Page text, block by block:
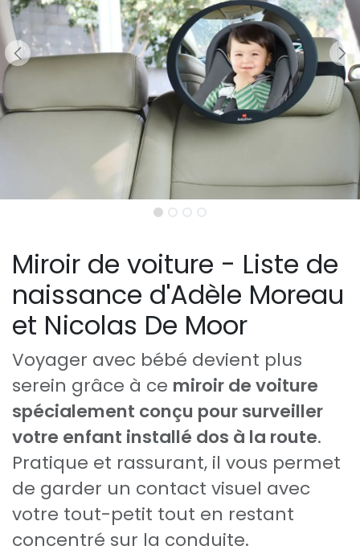
Miroir de voiture - Liste de
naissance d'Adèle Moreau
et Nicolas De Moor
Voyager avec bébé devient plus
serein grâce à ce miroir de voiture
spécialement conçu pour surveiller
votre enfant installé dos à la route.
Pratique et rassurant, il vous permet
de garder un contact visuel avec
votre tout-petit tout en restant
concentré sur la conduite.